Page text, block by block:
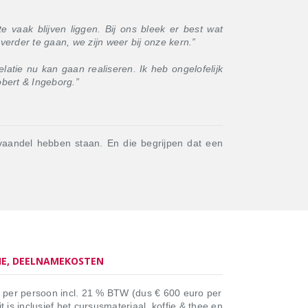
vaak blijven liggen. Bij ons bleek er best wat
te gaan, we zijn weer bij onze kern. ”
nu kan gaan realiseren. Ik heb ongelofelijk
& Ingeborg.”
hebben staan. En die begrijpen dat een
DEELNAMEKOSTEN
per persoon incl. 21 % BTW (dus € 600 euro per
is inclusief het cursusmateriaal, koffie & thee en